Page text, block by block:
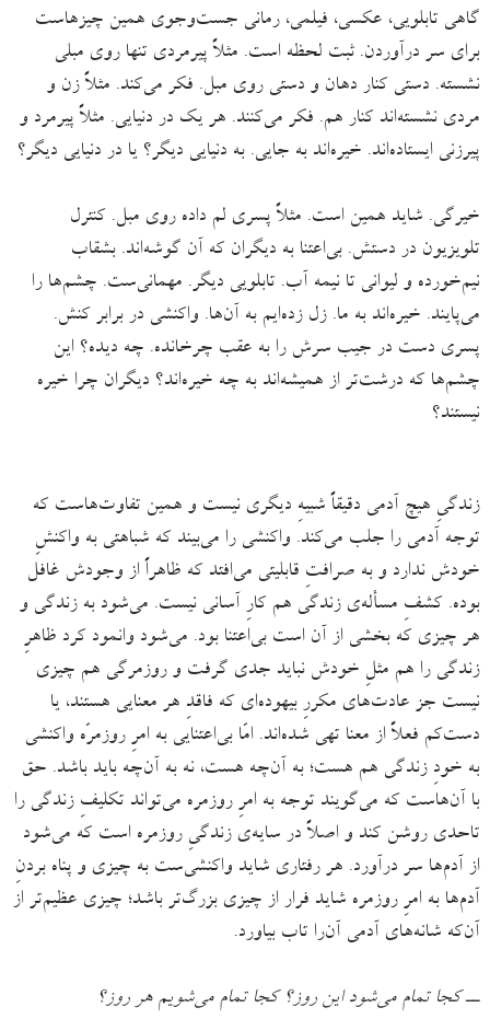
گاهی تابلویی، عکسی، فیلمی، رمانی جست‌وجوی همین چیزهاست
برای سر درآوردن. ثبت لحظه است. مثلاً پیرمردی تنها روی مبلی
نشسته. دستی کنار دهان و دستی روی مبل. فکر می‌کند. مثلاً زن و
مردی نشسته‌اند کنار هم. فکر می‌کنند. هر یک در دنیایی. مثلاً پیرمرد و
پیرزنی ایستاده‌اند. خیره‌اند به جایی. به دنیایی دیگر؟ یا در دنیایی دیگر؟
خیرگی. شاید همین است. مثلاً پسری لم داده روی مبل. کنترل
تلویزیون در دستش. بی‌اعتنا به دیگران که آن گوشه‌اند. بشقاب
نیم‌خورده و لیوانی تا نیمه آب. تابلویی دیگر. مهمانی‌ست. چشم‌ها را
می‌پایند. خیره‌اند به ما. زل زده‌ایم به آن‌ها. واکنشی در برابر کنش.
پسری دست در جیب سرش را به عقب چرخانده. چه دیده؟ این
چشم‌ها که درشت‌تر از همیشه‌اند به چه خیره‌اند؟ دیگران چرا خیره
نیستند؟
زندگیِ هیچ آدمی دقیقاً شبیهِ دیگری نیست و همین تفاوت‌هاست که
توجه آدمی را جلب می‌کند. واکنشی را می‌بیند که شباهتی به واکنشِ
خودش ندارد و به صرافتِ قابلیتی می‌افتد که ظاهراً از وجودش غافل
بوده‌. کشفِ مسأله‌ی زندگی هم کارِ آسانی نیست. می‌شود به زندگی و
هر چیزی که بخشی از آن است بی‌اعتنا بود. می‌شود وانمود کرد ظاهرِ
زندگی را هم مثلِ خودش نباید جدی گرفت و روزمرگی هم چیزی
نیست جز عادت‌های مکررِ بیهوده‌ای که فاقدِ هر معنایی هستند، یا
دست‌کم فعلاً از معنا تهی شده‌اند. امّا بی‌اعتنایی به امرِ روزمرّه واکنشی
به خودِ زندگی هم هست؛ به آن‌چه هست، نه به آن‌چه باید باشد. حق
با آن‌هاست که می‌گویند توجه به امرِ روزمره می‌تواند تکلیفِ زندگی را
تاحدی روشن کند و اصلاً در سایه‌ی زندگیِ روزمره است که می‌شود
از آدم‌ها سر درآورد. هر رفتاری شاید واکنشی‌ست به چیزی و پناه‌ بردنِ
آدم‌ها به امرِ روزمره شاید فرار از چیزی بزرگ‌تر باشد؛ چیزی عظیم‌تر از
آن‌که شانه‌های آدمی آن‌را تاب بیاورد.
ــ کجا تمام می‌شود این روز؟ کجا تمام می‌شویم هر روز؟